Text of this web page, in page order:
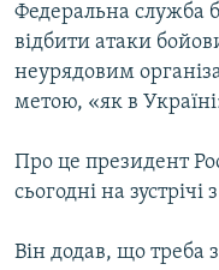
ІНФОГРАФІКА
ДОЛУЧАЙСЯ!
Федеральна служба
відбити атаки
неурядовим
метою, «як в
Про це президент
сьогодні на
Він додав, що треба